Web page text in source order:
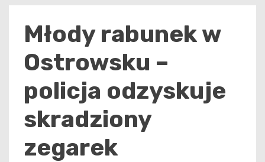
Młody rabunek w
Ostrowsku –
policja odzyskuje
skradziony
zegarek